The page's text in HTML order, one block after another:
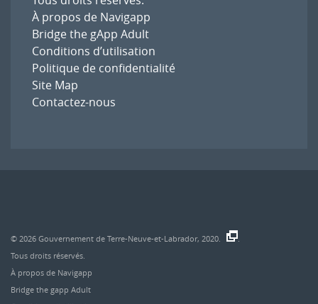
À propos de Navigapp
Bridge the gApp Adult
Conditions d’utilisation
Politique de confidentialité
Site Map
Contactez-nous
© 2026 Gouvernement de Terre-Neuve-et-Labrador, 2020.
.
Tous droits réservés.
À propos de Navigapp
Bridge the gapp Adult